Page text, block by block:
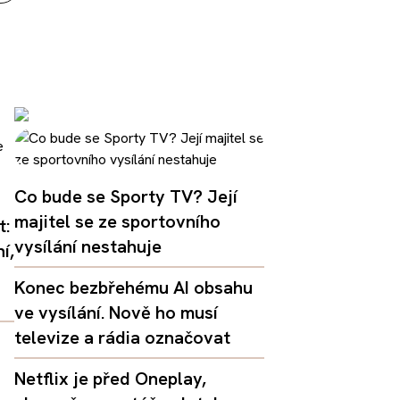
Co bude se Sporty TV? Její
majitel se ze sportovního
vysílání nestahuje
Konec bezbřehému AI obsahu
ve vysílání. Nově ho musí
televize a rádia označovat
Netflix je před Oneplay,